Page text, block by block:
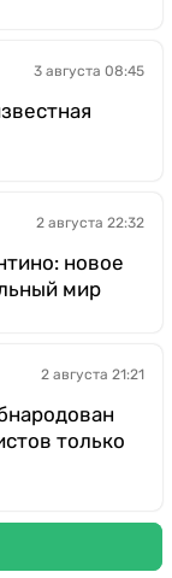
3 августа 08:45
2 августа 22:32
новое
мир
2 августа 21:21
только